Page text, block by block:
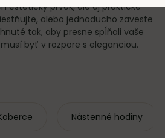
estetický prvok, ale aj praktické
alebo jednoducho zaveste
tak, aby presne spĺňali vaše
byť v rozpore s eleganciou.
Nástenné hodiny